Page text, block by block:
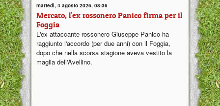
martedì, 4 agosto 2026, 08:36
Mercato, l'ex rossonero Panico firma per il
Foggia
L'ex attaccante rossonero Giuseppe Panico ha
raggiunto l'accordo (per due anni) con il Foggia,
dopo che nella scorsa stagione aveva vestito la
maglia dell'Avellino.